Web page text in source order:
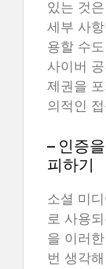
있는 것
세부 사
용할 수
사이버
제권을
의적인
– 인증
피하기
소셜 미
로 사용
을 이러
번 생각